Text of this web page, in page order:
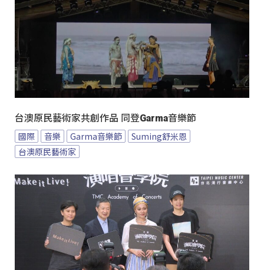
台澳原民藝術家共創作品 同登Garma音樂節
國際 音樂 Garma音樂節
Suming舒米恩
台澳原民藝術家